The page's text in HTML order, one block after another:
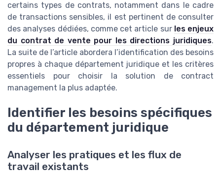
certains types de contrats, notamment dans le cadre
de transactions sensibles, il est pertinent de consulter
des analyses dédiées, comme cet article sur les enjeux
du contrat de vente pour les directions juridiques.
La suite de l’article abordera l’identification des besoins
propres à chaque département juridique et les critères
essentiels pour choisir la solution de contract
management la plus adaptée.
Identifier les besoins spécifiques
du département juridique
Analyser les pratiques et les flux de
travail existants